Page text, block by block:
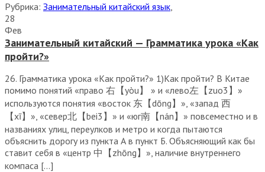
Рубрика: Занимательный китайский язык,
28
Фев
Занимательный китайский — Грамматика урока «Как
пройти?»
26. Грамматика урока «Как пройти?» 1)Как пройти? В Китае
помимо понятий «право 右【yòu】 » и «лево左【zuo3】»
используются понятия «восток 东【dōng】», «запад 西
【xī】», «север北【bei3】» и «юг南【nán】» повсеместно и в
названиях улиц, переулков и метро и когда пытаются
объяснить дорогу из пункта А в пункт Б. Объясняющий как бы
ставит себя в «центр 中【zhōng】», наличие внутреннего
компаса […]